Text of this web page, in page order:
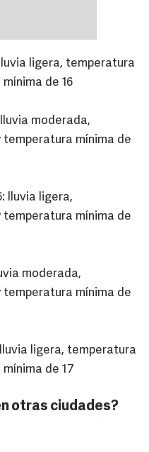
ligera, temperatura
de 16
moderada,
temperatura mínima de
lluvia ligera,
temperatura mínima de
moderada,
temperatura mínima de
ligera, temperatura
de 17
otras ciudades?